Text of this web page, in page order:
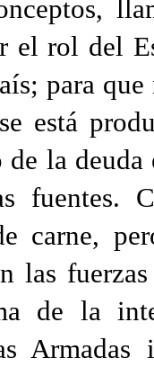
el rol del
para
está
de la
fuentes.
carne,
las
de la